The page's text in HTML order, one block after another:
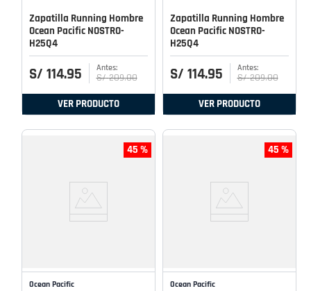
Zapatilla Running Hombre
Ocean Pacific NOSTRO-
H25Q4
S/ 114.95 S/ 209.00
VER PRODUCTO
Zapatilla Running Hombre
Ocean Pacific NOSTRO-
H25Q4
S/ 114.95 S/ 209.00
VER PRODUCTO
45 %
Ocean Pacific
45 %
Ocean Pacific